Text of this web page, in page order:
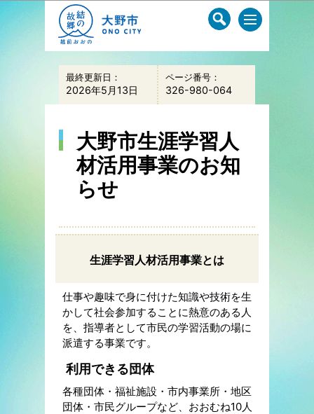
このページの本文へ移動
最終更新日：
2026年5月13日
ページ番号：
326-980-064
大野市生涯学習人
材活用事業のお知
らせ
生涯学習人材活用事業とは
仕事や趣味で身に付けた知識や技術を生
かして社会参加することに熱意のある人
を、指導者として市民の学習活動の場に
派遣する事業です。
利用できる団体
各種団体・福祉施設・市内事業所・地区
団体・市民グループなど、おおむね10人